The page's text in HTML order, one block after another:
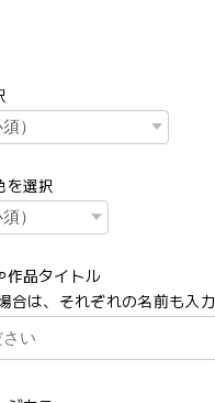
選択
作品タイトル
合は、それぞれの名前も入力